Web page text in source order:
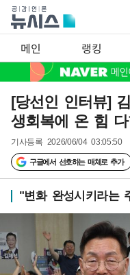
메인 랭킹
[당선인 인터뷰]
생회복에 온 힘
기사등록 2026/06/04 03:05:50
구글에서 선호하는 매체로 추가
"변화 완성시키라는